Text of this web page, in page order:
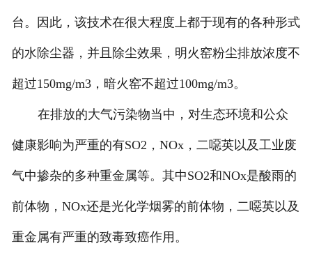
台。因此，该技术在很大程度上都于现有的各种形式
的水除尘器，并且除尘效果，明火窑粉尘排放浓度不
超过150mg/m3，暗火窑不超过100mg/m3。
在排放的大气污染物当中，对生态环境和公众
健康影响为严重的有SO2，NOx，二噁英以及工业废
气中掺杂的多种重金属等。其中SO2和NOx是酸雨的
前体物，NOx还是光化学烟雾的前体物，二噁英以及
重金属有严重的致毒致癌作用。